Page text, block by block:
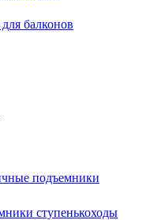
балконов
подъемники
ступенькоходы